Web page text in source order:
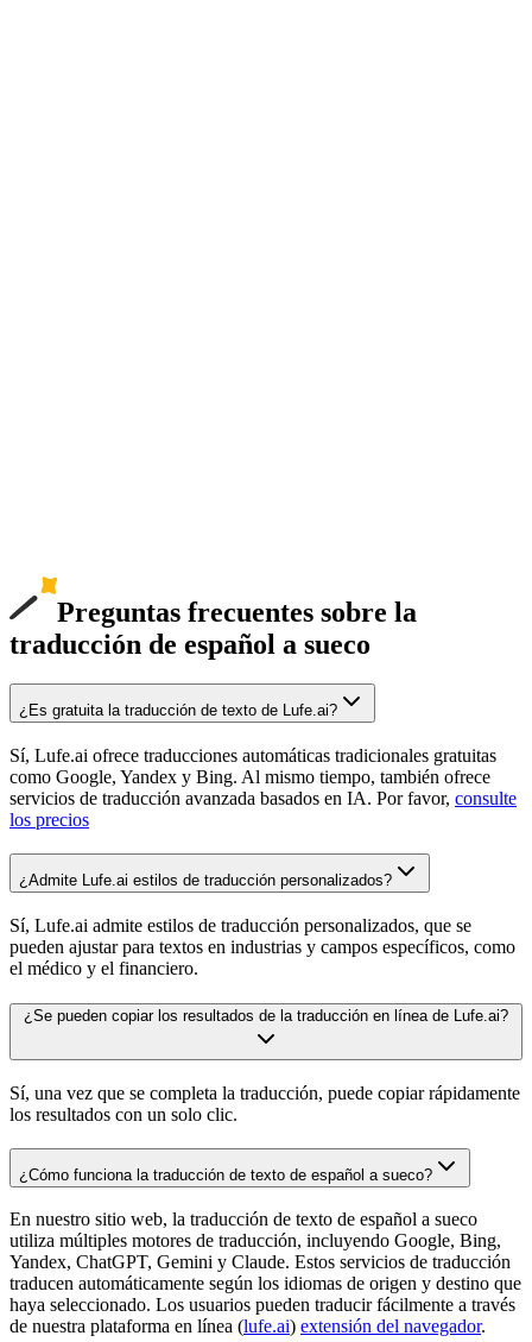
Preguntas frecuentes sobre la
traducción de español a sueco
¿Es gratuita la traducción de texto de Lufe.ai?
Sí, Lufe.ai ofrece traducciones automáticas tradicionales gratuitas
como Google, Yandex y Bing. Al mismo tiempo, también ofrece
servicios de traducción avanzada basados en IA. Por favor, consulte
los precios
¿Admite Lufe.ai estilos de traducción personalizados?
Sí, Lufe.ai admite estilos de traducción personalizados, que se
pueden ajustar para textos en industrias y campos específicos, como
el médico y el financiero.
¿Se pueden copiar los resultados de la traducción en línea de Lufe.ai?
Sí, una vez que se completa la traducción, puede copiar rápidamente
los resultados con un solo clic.
¿Cómo funciona la traducción de texto de español a sueco?
En nuestro sitio web, la traducción de texto de español a sueco
utiliza múltiples motores de traducción, incluyendo Google, Bing,
Yandex, ChatGPT, Gemini y Claude. Estos servicios de traducción
traducen automáticamente según los idiomas de origen y destino que
haya seleccionado. Los usuarios pueden traducir fácilmente a través
de nuestra plataforma en línea (lufe.ai) extensión del navegador.